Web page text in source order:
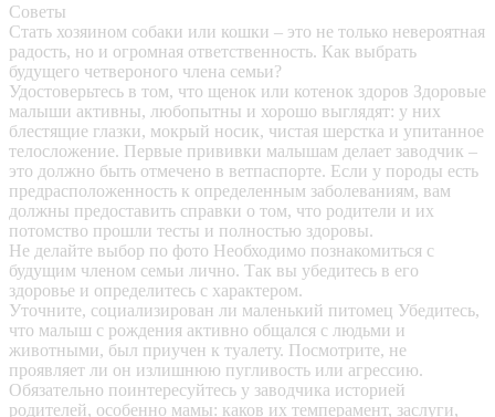
Советы
Стать хозяином собаки или кошки – это не только невероятная
радость, но и огромная ответственность. Как выбрать
будущего четвероного члена семьи?
Удостоверьтесь в том, что щенок или котенок здоров Здоровые
малыши активны, любопытны и хорошо выглядят: у них
блестящие глазки, мокрый носик, чистая шерстка и упитанное
телосложение. Первые прививки малышам делает заводчик –
это должно быть отмечено в ветпаспорте. Если у породы есть
предрасположенность к определенным заболеваниям, вам
должны предоставить справки о том, что родители и их
потомство прошли тесты и полностью здоровы.
Не делайте выбор по фото Необходимо познакомиться с
будущим членом семьи лично. Так вы убедитесь в его
здоровье и определитесь с характером.
Уточните, социализирован ли маленький питомец Убедитесь,
что малыш с рождения активно общался с людьми и
животными, был приучен к туалету. Посмотрите, не
проявляет ли он излишнюю пугливость или агрессию.
Обязательно поинтересуйтесь у заводчика историей
родителей, особенно мамы: каков их темперамент, заслуги,